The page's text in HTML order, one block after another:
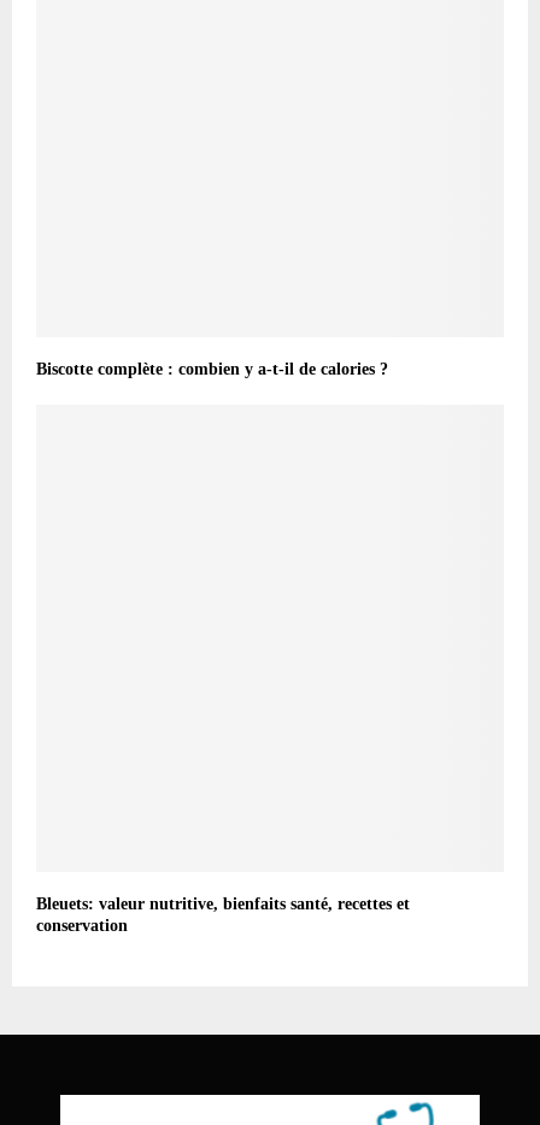
Biscotte complète : combien y a-t-il de calories ?
Bleuets: valeur nutritive, bienfaits santé, recettes et
conservation